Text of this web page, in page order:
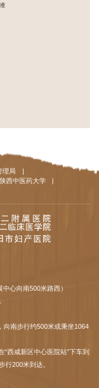
理局
陕西中医药大学
心向南500米路西）
向南步行约500米或乘坐1064
“西咸新区中心医院站”下车到
行200米到达。